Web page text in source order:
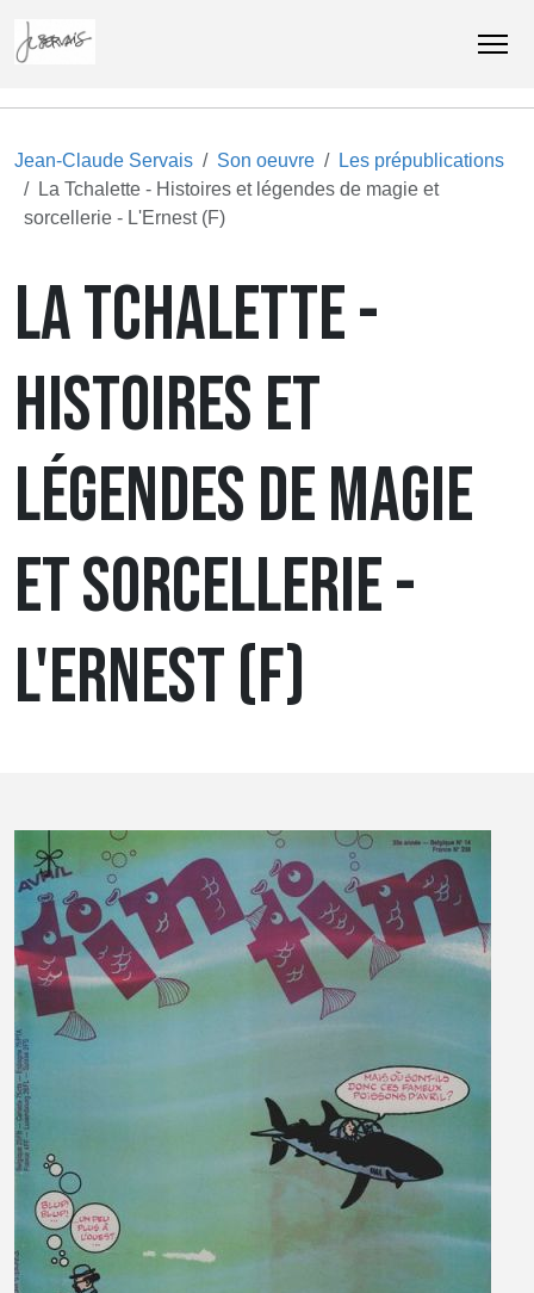
Jean-Claude Servais Son oeuvre
Les prépublications
La Tchalette - Histoires et légendes de magie et
sorcellerie - L'Ernest (F)
LA TCHALETTE -
HISTOIRES ET
LÉGENDES DE MAGIE
ET SORCELLERIE -
L'ERNEST (F)